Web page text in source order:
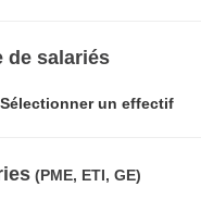
de salariés
Sélectionner un effectif
(PME, ETI, GE)